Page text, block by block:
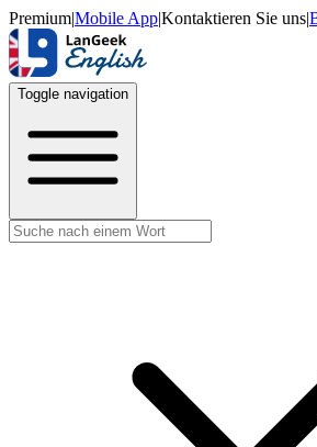
Premium|Mobile App|Kontaktieren Sie uns|
Toggle navigation